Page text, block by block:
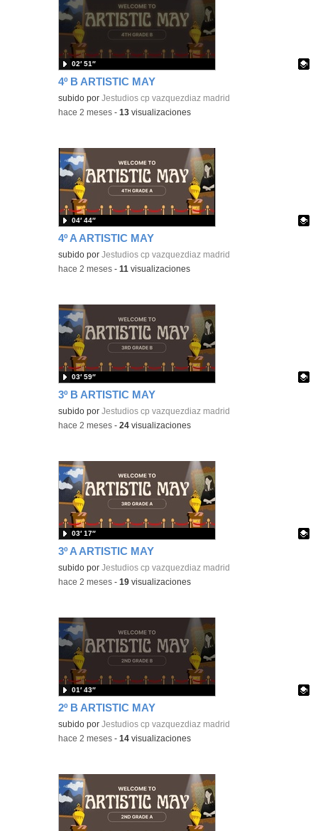
4º B ARTISTIC MAY
Contenido educativo.
subido porJestudios cp vazquezdiaz madrid
02′ 51″
-hace 2 meses -13 visualizaciones
4º A ARTISTIC MAY
Contenido educativo.
subido porJestudios cp vazquezdiaz madrid
04′ 44″
-hace 2 meses -11 visualizaciones
3º B ARTISTIC MAY
Contenido educativo.
subido porJestudios cp vazquezdiaz madrid
03′ 59″
-hace 2 meses -24 visualizaciones
3º A ARTISTIC MAY
Contenido educativo.
subido porJestudios cp vazquezdiaz madrid
03′ 17″
-hace 2 meses -19 visualizaciones
2º B ARTISTIC MAY
Contenido educativo.
subido porJestudios cp vazquezdiaz madrid
01′ 43″
-hace 2 meses -14 visualizaciones